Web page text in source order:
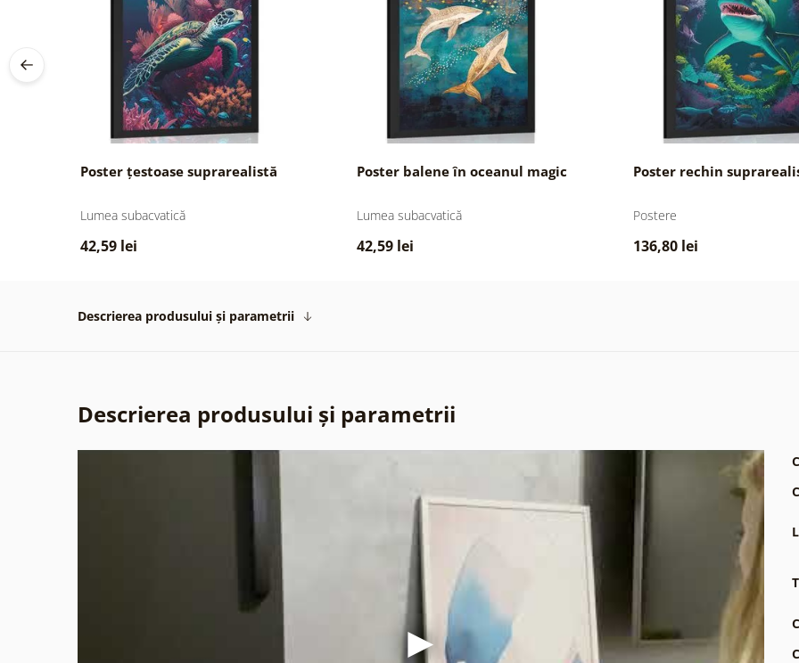
Poster țestoase suprarealistă
Lumea subacvatică
42,59 lei
Poster balene în oceanul magic
Lumea subacvatică
42,59 lei
Poster rechin
Postere
136,80 lei
Descrierea produsului și parametrii
Descrierea produsului și parametrii